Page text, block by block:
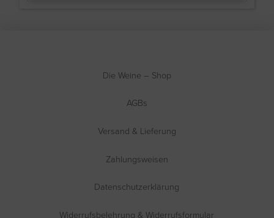
Die Weine – Shop
AGBs
Versand & Lieferung
Zahlungsweisen
Datenschutzerklärung
Widerrufsbelehrung & Widerrufsformular